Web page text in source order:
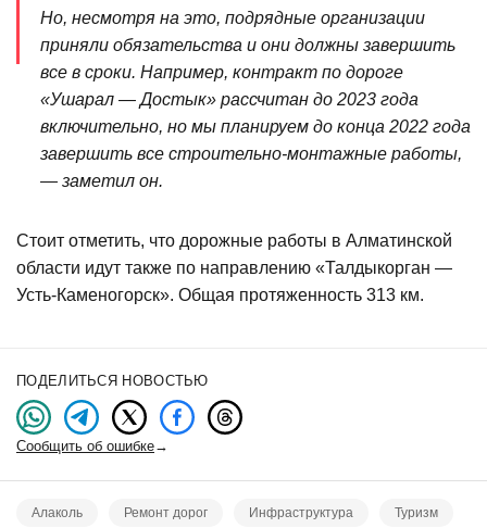
Но, несмотря на это, подрядные организации
приняли обязательства и они должны завершить
все в сроки. Например, контракт по дороге
«Ушарал — Достык» рассчитан до 2023 года
включительно, но мы планируем до конца 2022 года
завершить все строительно-монтажные работы,
— заметил он.
Стоит отметить, что дорожные работы в Алматинской
области идут также по направлению «Талдыкорган —
Усть-Каменогорск». Общая протяженность 313 км.
ПОДЕЛИТЬСЯ НОВОСТЬЮ
Сообщить об ошибке→
Алаколь Ремонт дорог Инфраструктура Туризм